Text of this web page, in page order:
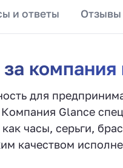
и ответы Отзывы
компания
для
Glance
часы, серьги,
качеством